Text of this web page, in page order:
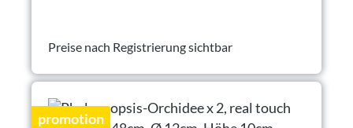
Preise nach Registrierung sichtbar
promotion